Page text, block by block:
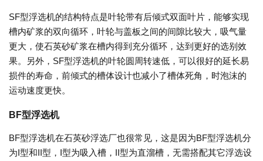
SF型浮选机的结构特点是叶轮带有后倾式双面叶片，能够实现
槽内矿浆的双向循环，叶轮与盖板之间的间隙比较大，吸气量
更大，使石英砂矿浆在槽内得到充分循环，达到更好的选别效
果。另外，SF型浮选机的叶轮圆周转速低，可以很好的延长易
损件的寿命，前倾式的槽体设计也减小了槽体死角，时泡沫的
运动速度更快。
BF型浮选机
BF型浮选机在石英砂浮选厂也很常见，这是因为BF型浮选机分
为I型和II型，I型为吸入槽，II型为直溜槽，无需搭配其它浮选设